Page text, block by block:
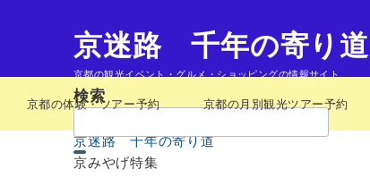
京迷路 千年の寄り道
京都の観光イベント・グルメ・ショッピングの情報サイト
検索
索：
京都の体験・ツアー予約 京都の月別観光ツアー予約
京迷路 千年の寄り道
京みやげ特集